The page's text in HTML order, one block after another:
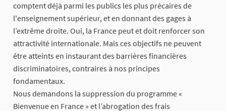
comptent déjà parmi les publics les plus précaires de
l'enseignement supérieur, et en donnant des gages à
l’extrême droite. Oui, la France peut et doit renforcer son
attractivité internationale. Mais ces objectifs ne peuvent
être atteints en instaurant des barrières financières
discriminatoires, contraires à nos principes
fondamentaux.
Nous demandons la suppression du programme «
Bienvenue en France » et l’abrogation des frais